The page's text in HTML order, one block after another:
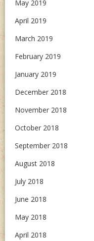
May 2019
April 2019
March 2019
February 2019
January 2019
December 2018
November 2018
October 2018
September 2018
August 2018
July 2018
June 2018
May 2018
April 2018